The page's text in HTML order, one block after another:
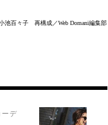
池百々子 再構成／Web Domani編集部
ーデ